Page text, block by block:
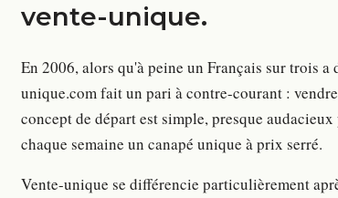
vente-unique.
En 2006, alors qu'à peine un Français sur trois a
unique.com fait un pari à contre-courant :
concept de départ est simple, presque
chaque semaine un canapé unique à prix serré.
Vente-unique se différencie particulièrement